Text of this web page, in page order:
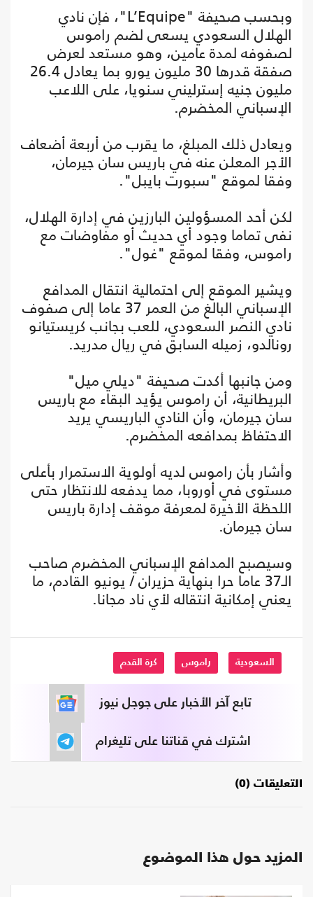
وبحسب صحيفة "L’Equipe"، فإن نادي
الهلال السعودي يسعى لضم راموس
لصفوفه لمدة عامين، وهو مستعد لعرض
صفقة قدرها 30 مليون يورو بما يعادل 26.4
مليون جنيه إسترليني سنويا، على اللاعب
الإسباني المخضرم.
ويعادل ذلك المبلغ، ما يقرب من أربعة أضعاف
الأجر المعلن عنه في باريس سان جيرمان،
وفقا لموقع "سبورت بايبل".
لكن أحد المسؤولين البارزين في إدارة الهلال،
نفى تماما وجود أي حديث أو مفاوضات مع
راموس، وفقا لموقع "غول".
ويشير الموقع إلى احتمالية انتقال المدافع
الإسباني البالغ من العمر 37 عاما إلى صفوف
نادي النصر السعودي، للعب بجانب كريستيانو
رونالدو، زميله السابق في ريال مدريد.
ومن جانبها أكدت صحيفة "ديلي ميل"
البريطانية، أن راموس يؤيد البقاء مع باريس
سان جيرمان، وأن النادي الباريسي يريد
الاحتفاظ بمدافعه المخضرم.
وأشار بأن راموس لديه أولوية الاستمرار بأعلى
مستوى في أوروبا، مما يدفعه للانتظار حتى
اللحظة الأخيرة لمعرفة موقف إدارة باريس
سان جيرمان.
وسيصبح المدافع الإسباني المخضرم صاحب
الـ37 عاما حرا بنهاية حزيران / يونيو القادم، ما
يعني إمكانية انتقاله لأي ناد مجانا.
السعودية راموس كرة القدم
تابع آخر الأخبار على جوجل نيوز
اشترك في قناتنا على تليغرام
التعليقات (0)
المزيد حول هذا الموضوع